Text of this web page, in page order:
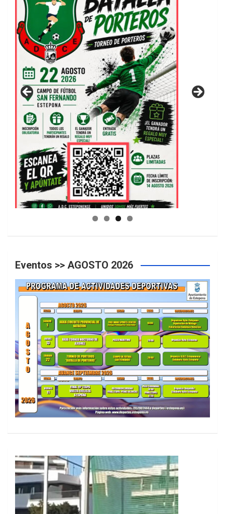
GUIA DE INSTALACIONES DEPORTIVAS
Eventos >> AGOSTO 2026